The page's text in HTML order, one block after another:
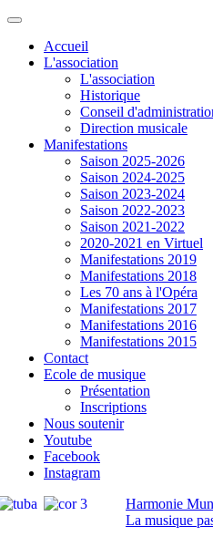
Accueil
L'association
L'association
Historique
Conseil
Direction musicale
Manifestations
Saison 2025-2026
Saison 2024-2025
Saison 2023-2024
Saison 2022-2023
Saison 2021-2022
2020-2021 en Virtuel
Manifestations 2019
Manifestations 2018
Les 70 ans à l'Opéra
Manifestations 2017
Manifestations 2016
Manifestations 2015
Contact
Ecole de musique
Présentation
Inscriptions
Nous soutenir
Youtube
Facebook
Instagram
Harmonie
La musique